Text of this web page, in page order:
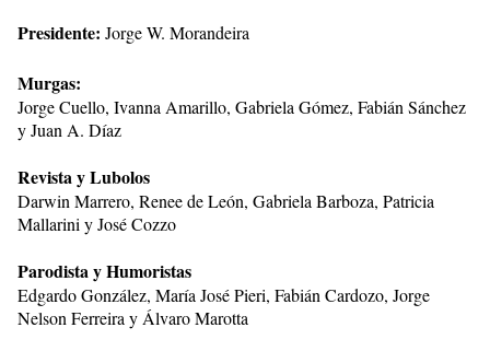
Presidente: Jorge W. Morandeira
Murgas:
Jorge Cuello, Ivanna Amarillo, Gabriela Gómez, Fabián Sánchez
y Juan A. Díaz
Revista y Lubolos
Darwin Marrero, Renee de León, Gabriela Barboza, Patricia
Mallarini y José Cozzo
Parodista y Humoristas
Edgardo González, María José Pieri, Fabián Cardozo, Jorge
Nelson Ferreira y Álvaro Marotta